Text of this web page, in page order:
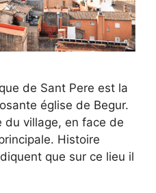
de Sant Pere est la
église de Begur.
du village, en face de
Histoire
que sur ce lieu il